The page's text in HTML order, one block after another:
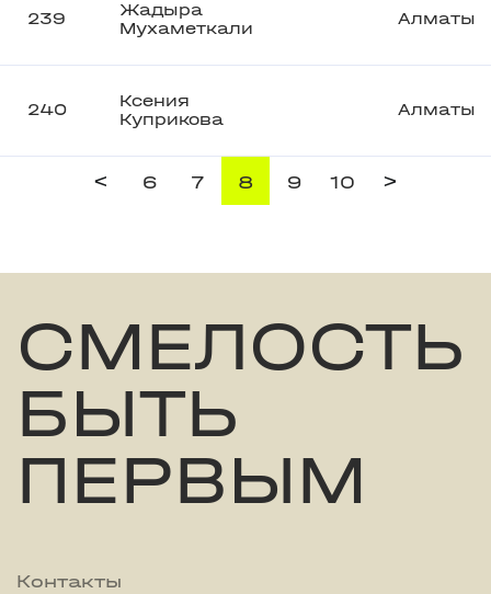
239
Жадыра
Мухаметкали
Алматы
240
Ксения
Куприкова
Алматы
< 6 7 8 9 10 >
СМЕЛОСТЬ
БЫТЬ
ПЕРВЫМ
Контакты